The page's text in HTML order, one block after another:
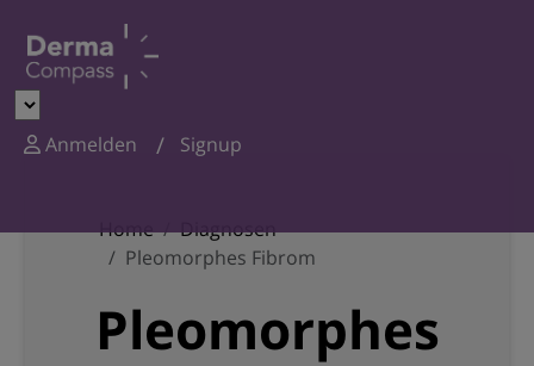
Anmelden Signup
Home
Diagnosen
Pleomorphes Fibrom
Pleomorphes